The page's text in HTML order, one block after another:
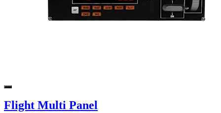
Flight Multi Panel